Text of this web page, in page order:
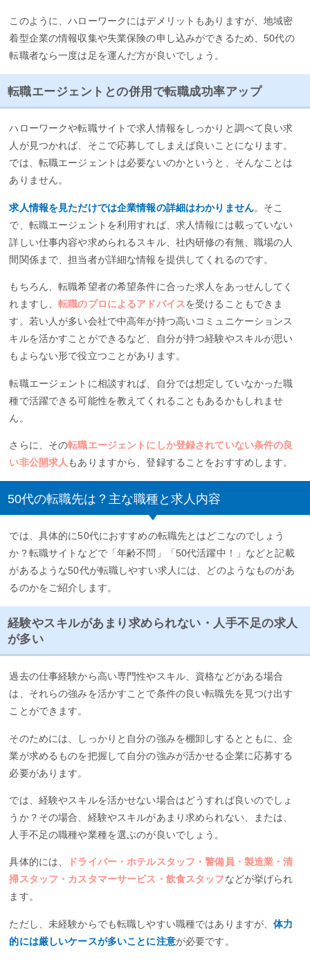
このように、ハローワークにはデメリットもありますが、地域密
着型企業の情報収集や失業保険の申し込みができるため、50代の
転職者なら一度は足を運んだ方が良いでしょう。
転職エージェントとの併用で転職成功率アップ
ハローワークや転職サイトで求人情報をしっかりと調べて良い求
人が見つかれば、そこで応募してしまえば良いことになります。
では、転職エージェントは必要ないのかというと、そんなことは
ありません。
求人情報を見ただけでは企業情報の詳細はわかりません。そこ
で、転職エージェントを利用すれば、求人情報には載っていない
詳しい仕事内容や求められるスキル、社内研修の有無、職場の人
間関係まで、担当者が詳細な情報を提供してくれるのです。
もちろん、転職希望者の希望条件に合った求人をあっせんしてく
れますし、転職のプロによるアドバイスを受けることもできま
す。若い人が多い会社で中高年が持つ高いコミュニケーションス
キルを活かすことができるなど、自分が持つ経験やスキルが思い
もよらない形で役立つことがあります。
転職エージェントに相談すれば、自分では想定していなかった職
種で活躍できる可能性を教えてくれることもあるかもしれませ
ん。
さらに、その転職エージェントにしか登録されていない条件の良
い非公開求人 もありますから、登録することをおすすめします。
50代の転職先は？主な職種と求人内容
では、具体的に50代におすすめの転職先とはどこなのでしょう
か？転職サイトなどで「年齢不問」「50代活躍中！」などと記載
があるような50代が転職しやすい求人には、どのようなものがあ
るのかをご紹介します。
経験やスキルがあまり求められない・人手不足の求人
が多い
過去の仕事経験から高い専門性やスキル、資格などがある場合
は、それらの強みを活かすことで条件の良い転職先を見つけ出す
ことができます。
そのためには、しっかりと自分の強みを棚卸しするとともに、企
業が求めるものを把握して自分の強みが活かせる企業に応募する
必要があります。
では、経験やスキルを活かせない場合はどうすれば良いのでしょ
うか？その場合、経験やスキルがあまり求められない、または、
人手不足の職種や業種を選ぶのが良いでしょう。
具体的には、
ドライバー・ホテルスタッフ・警備員・製造業・清
掃スタッフ・カスタマーサービス・飲食スタッフなどが挙げられ
ます。
ただし、未経験からでも転職しやすい職種ではありますが、体力
的には厳しいケースが多いことに注意が必要です。